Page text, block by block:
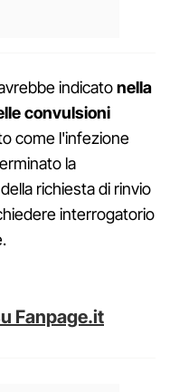
indicatonella
convulsioni
come l'infezione
la
richiesta di rinvio
interrogatorio
Fanpage.it